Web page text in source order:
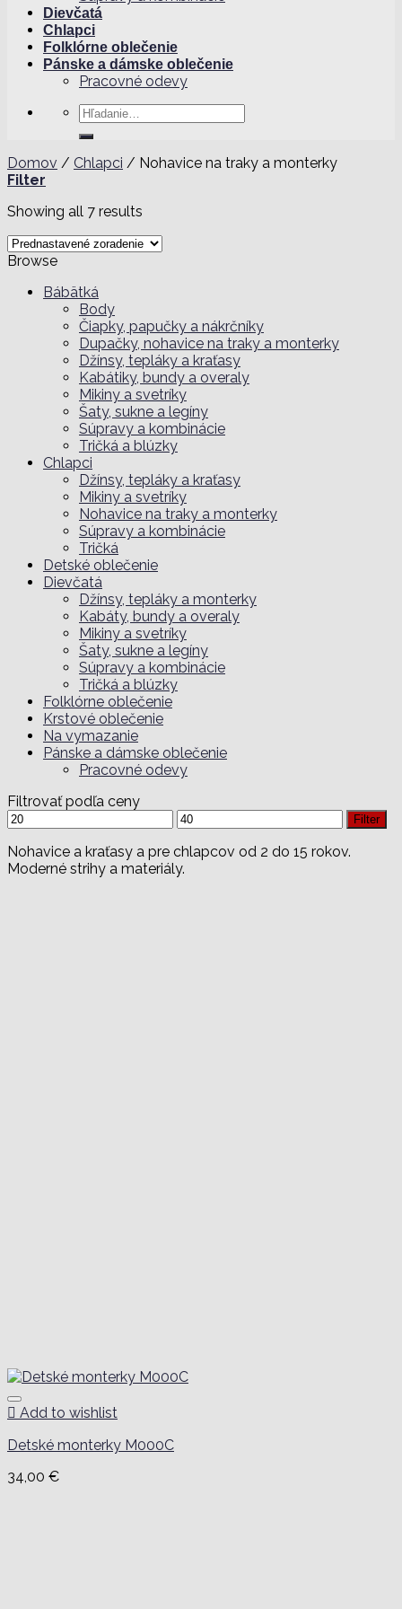
Dievčatá
Chlapci
Folklórne oblečenie
Pánske a dámske oblečenie
Pracovné odevy
Hľadať:
Domov / Chlapci / Nohavice na traky a monterky
Filter
Showing all 7 results
Browse
Bábätká
Body
Čiapky, papučky a nákrčníky
Dupačky, nohavice na traky a monterky
Džínsy, tepláky a kraťasy
Kabátiky, bundy a overaly
Mikiny a svetríky
Šaty, sukne a legíny
Súpravy a kombinácie
Tričká a blúzky
Chlapci
Džínsy, tepláky a kraťasy
Mikiny a svetríky
Nohavice na traky a monterky
Súpravy a kombinácie
Tričká
Detské oblečenie
Dievčatá
Džínsy, tepláky a monterky
Kabáty, bundy a overaly
Mikiny a svetríky
Šaty, sukne a legíny
Súpravy a kombinácie
Tričká a blúzky
Folklórne oblečenie
Krstové oblečenie
Na vymazanie
Pánske a dámske oblečenie
Pracovné odevy
Filtrovať podľa ceny
Minimálna
cena
Maximálna
cena
Filter
Nohavice a kraťasy a pre chlapcov od 2 do 15 rokov.
Moderné strihy a materiály.
Add to wishlist
Detské monterky M000C
34,00 €